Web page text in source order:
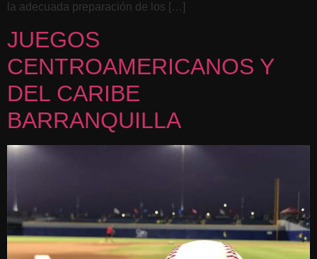
la adecuada preparación de los […]
JUEGOS
CENTROAMERICANOS Y
DEL CARIBE
BARRANQUILLA